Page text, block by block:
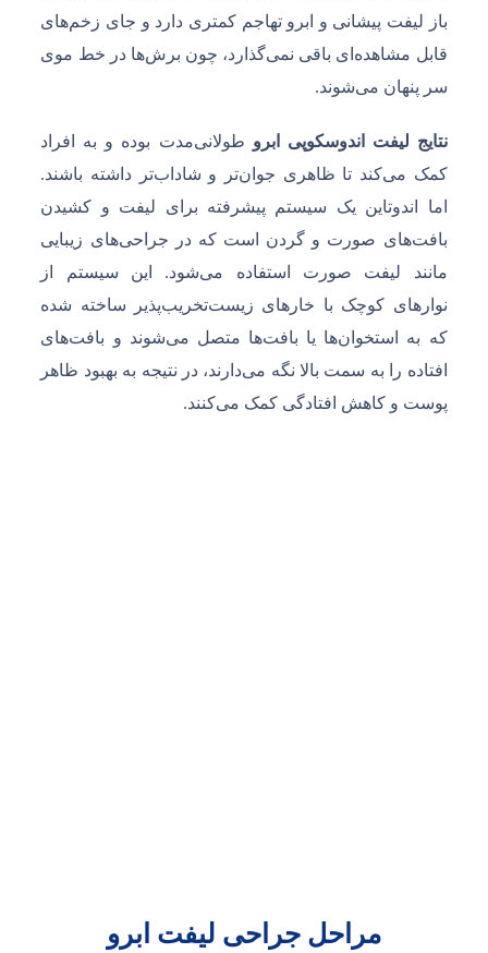
باز لیفت پیشانی و ابرو تهاجم کمتری دارد و جای زخم‌های
قابل مشاهده‌ای باقی نمی‌گذارد، چون برش‌ها در خط موی
سر پنهان می‌شوند.
نتایج لیفت اندوسکوپی ابرو طولانی‌مدت بوده و به افراد
کمک می‌کند تا ظاهری جوان‌تر و شاداب‌تر داشته باشند.
اما اندوتاین یک سیستم پیشرفته برای لیفت و کشیدن
بافت‌های صورت و گردن است که در جراحی‌های زیبایی
مانند لیفت صورت استفاده می‌شود. این سیستم از
نوارهای کوچک با خارهای زیست‌تخریب‌پذیر ساخته شده
که به استخوان‌ها یا بافت‌ها متصل می‌شوند و بافت‌های
افتاده را به سمت بالا نگه می‌دارند، در نتیجه به بهبود ظاهر
پوست و کاهش افتادگی کمک می‌کنند.
مراحل جراحی لیفت ابرو